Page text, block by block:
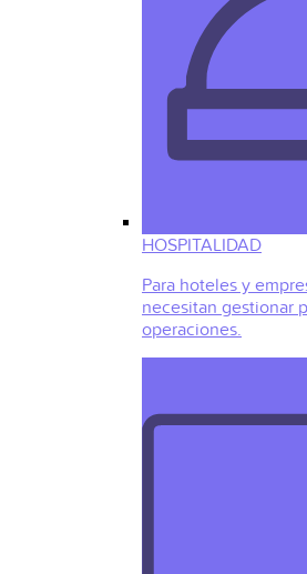
HOSPITALIDAD
Para hoteles y
necesitan gestionar
operaciones.